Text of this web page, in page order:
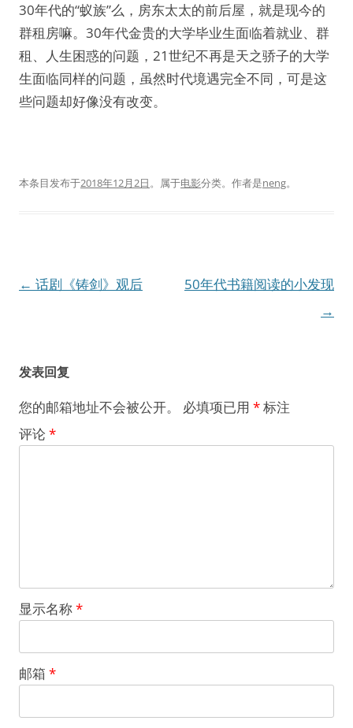
30年代的“蚁族”么，房东太太的前后屋，就是现今的
群租房嘛。30年代金贵的大学毕业生面临着就业、群
租、人生困惑的问题，21世纪不再是天之骄子的大学
生面临同样的问题，虽然时代境遇完全不同，可是这
些问题却好像没有改变。
本条目发布于2018年12月2日。属于电影分类。 作者是neng。
文
航
← 话剧《铸剑》观后
50年代书籍阅读的小发现
→
发表回复
您的邮箱地址不会被公开。 必填项已用 *标注
评论 *
显示名称*
邮箱 *